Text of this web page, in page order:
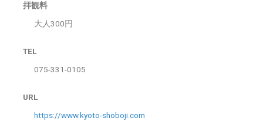
拝観料
大人300円
TEL
075-331-0105
URL
https://www.kyoto-shoboji.com